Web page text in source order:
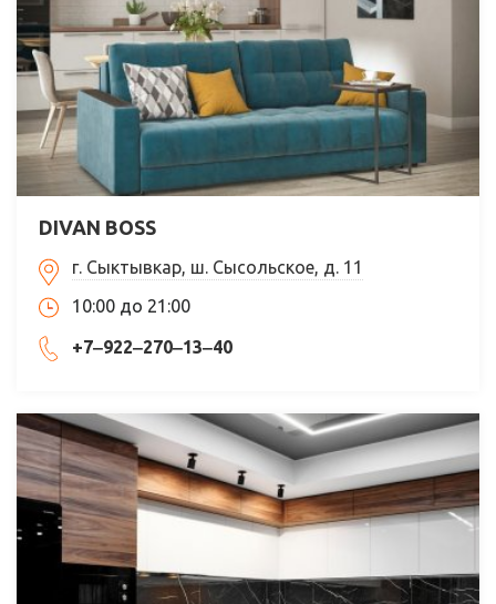
DIVAN BOSS
г. Сыктывкар, ш. Сысольское, д. 11
10:00 до 21:00
+7‒922‒270‒13‒40